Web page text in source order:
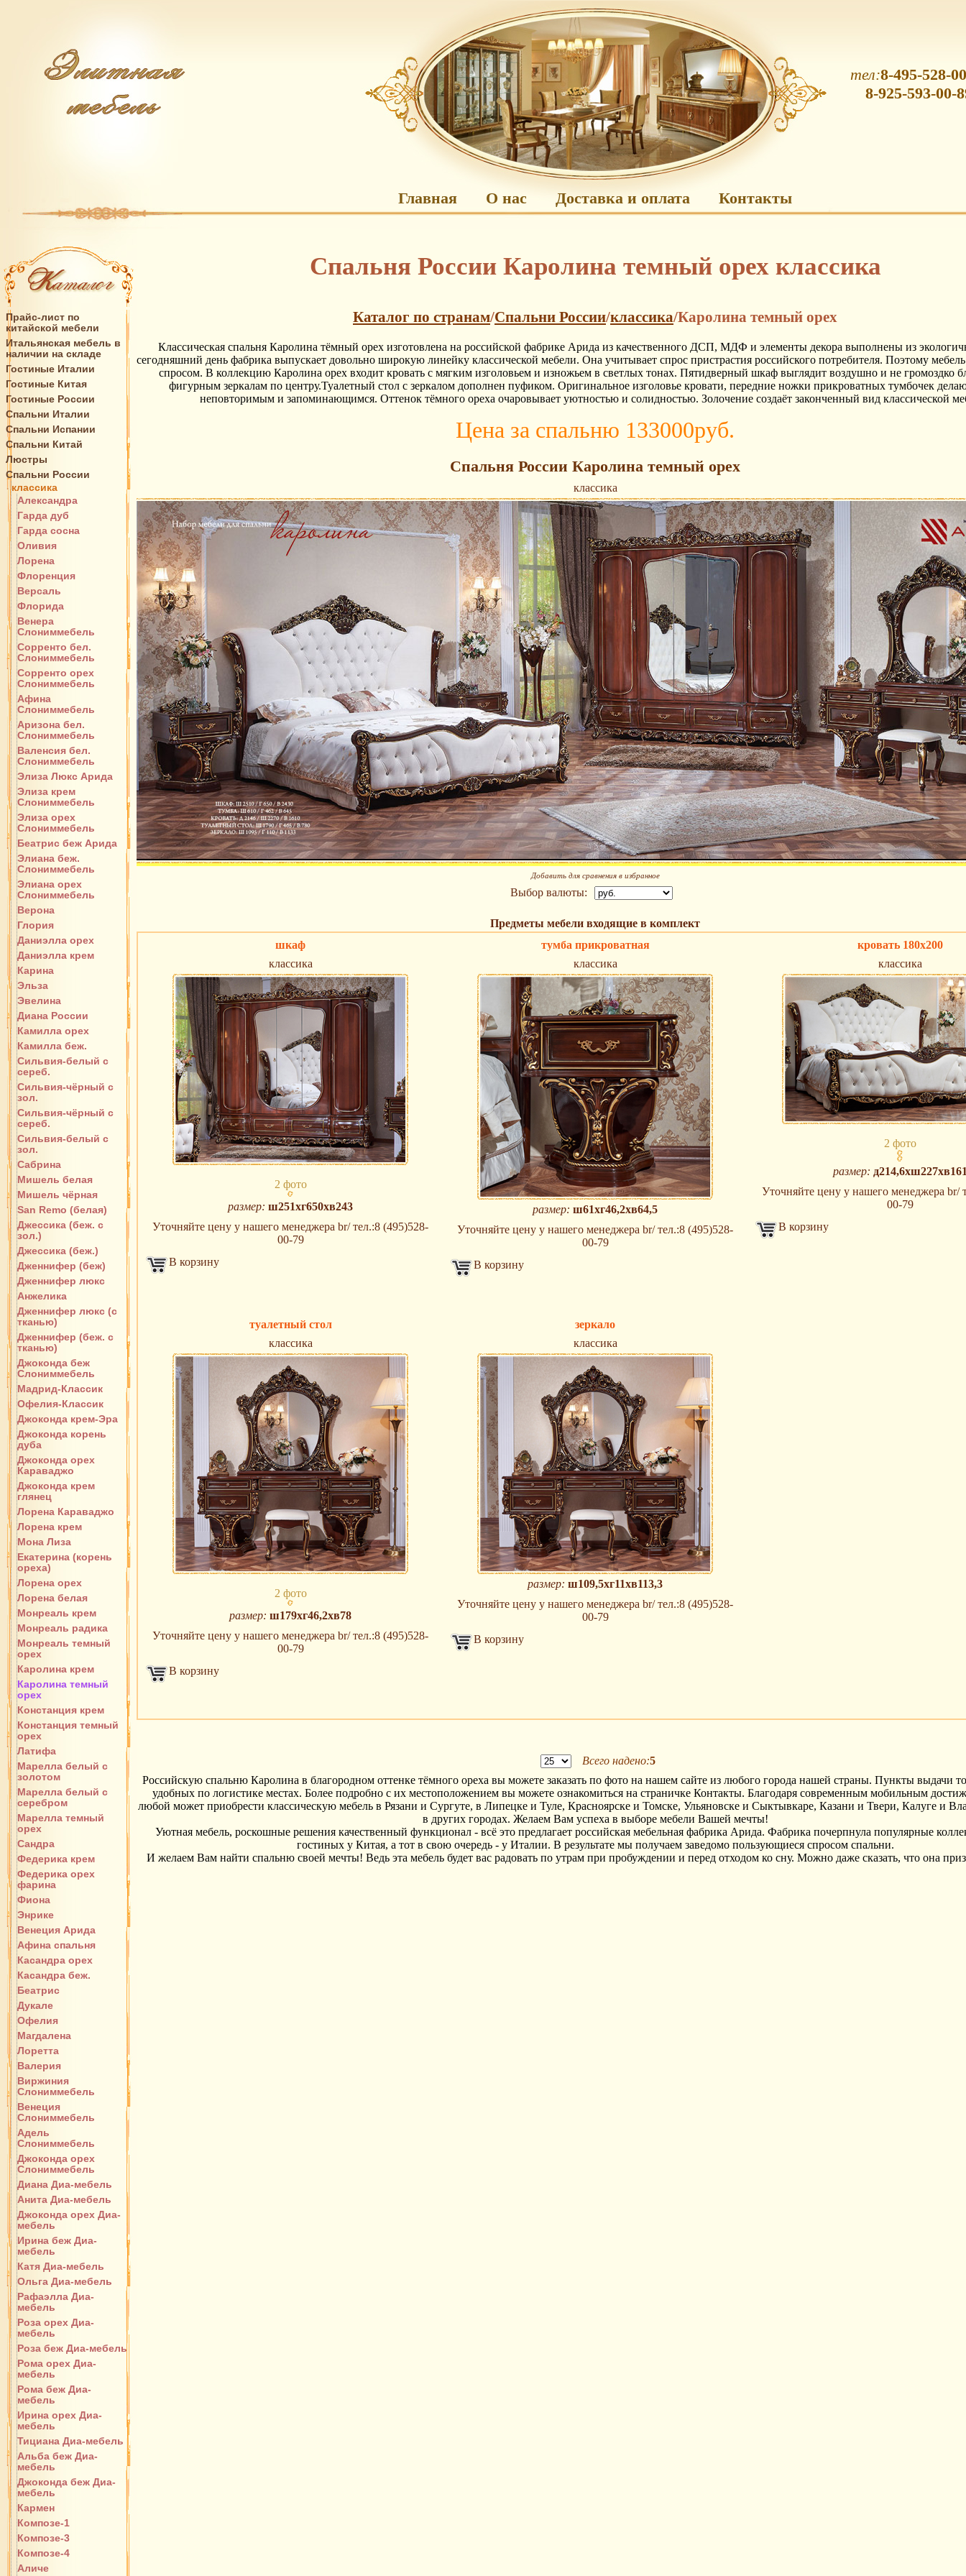
Главная О нас Доставка и оплата Контакты
тел:8-495-528-
8-925-593-00-
Прайс-лист по
китайской мебели
Итальянская мебель в
наличии на складе
Гостиные Италии
Гостиные Китая
Гостиные России
Спальни Италии
Спальни Испании
Спальни Китай
Люстры
Спальни России
классика
Александра
Гарда дуб
Гарда сосна
Оливия
Лорена
Флоренция
Версаль
Флорида
Венера
Слониммебель
Сорренто бел.
Слониммебель
Сорренто орех
Слониммебель
Афина
Слониммебель
Аризона бел.
Слониммебель
Валенсия бел.
Слониммебель
Элиза Люкс Арида
Элиза крем
Слониммебель
Элиза орех
Слониммебель
Беатрис беж Арида
Элиана беж.
Слониммебель
Элиана орех
Слониммебель
Верона
Глория
Даниэлла орех
Даниэлла крем
Карина
Эльза
Эвелина
Диана России
Камилла орех
Камилла беж.
Сильвия-белый с
сереб.
Сильвия-чёрный с
зол.
Сильвия-чёрный с
сереб.
Сильвия-белый с
зол.
Сабрина
Мишель белая
Мишель чёрная
San Remo (белая)
Джессика (беж. с
зол.)
Джессика (беж.)
Дженнифер (беж)
Дженнифер люкс
Анжелика
Дженнифер люкс (с
тканью)
Дженнифер (беж. с
тканью)
Джоконда беж
Слониммебель
Мадрид-Классик
Офелия-Классик
Джоконда крем-Эра
Джоконда корень
дуба
Джоконда орех
Караваджо
Джоконда крем
глянец
Лорена Караваджо
Лорена крем
Мона Лиза
Екатерина (корень
ореха)
Лорена орех
Лорена белая
Монреаль крем
Монреаль радика
Монреаль темный
орех
Каролина крем
Каролина темный
орех
Констанция крем
Констанция темный
орех
Латифа
Марелла белый с
золотом
Марелла белый с
серебром
Марелла темный
орех
Сандра
Федерика крем
Федерика орех
фарина
Фиона
Энрике
Венеция Арида
Афина спальня
Касандра орех
Касандра беж.
Беатрис
Дукале
Офелия
Магдалена
Лоретта
Валерия
Виржиния
Слониммебель
Венеция
Слониммебель
Адель
Слониммебель
Джоконда орех
Слониммебель
Диана Диа-мебель
Анита Диа-мебель
Джоконда орех Диа-
мебель
Ирина беж Диа-
мебель
Катя Диа-мебель
Ольга Диа-мебель
Рафаэлла Диа-
мебель
Роза орех Диа-
мебель
Роза беж Диа-мебель
Рома орех Диа-
мебель
Рома беж Диа-
мебель
Ирина орех Диа-
мебель
Тициана Диа-мебель
Альба беж Диа-
мебель
Джоконда беж Диа-
мебель
Кармен
Композе-1
Композе-3
Композе-4
Аличе
Спальня России Каролина темный орех классика
Каталог по странам/Спальни России/классика/Каролина темный орех
Классическая спальня Каролина тёмный орех изготовлена на российской фабрике Арида из качественного ДСП, МДФ и элементы декора выполнены из
сегодняшний день фабрика выпускает довольно широкую линейку классической мебели. Она учитывает спрос пристрастия российского потребителя. Поэтому мебель
спросом. В коллекцию Каролина орех входит кровать с мягким изголовьем и изножьем в светлых тонах. Пятидверный шкаф выглядит воздушно и не громоздко
фигурным зеркалам по центру.Туалетный стол с зеркалом дополнен пуфиком. Оригинальное изголовье кровати, передние ножки прикроватных тумбочек
неповторимым и запоминающимся. Оттенок тёмного ореха очаровывает уютностью и солидностью. Золочение создаёт законченный вид классической
Цена за спальню 133000руб.
Спальня России Каролина темный орех
классика
Добавить для сравнения в избранное
Выбор валюты:
Предметы мебели входящие в комплект
шкаф
классика
2 фото
размер: ш251хг650хв243
Уточняйте цену у нашего менеджера br/ тел.:8 (495)528-
00-79
В корзину
тумба прикроватная
классика
размер: ш61хг46,2хв64,5
Уточняйте цену у нашего менеджера br/ тел.:8 (495)528-
00-79
В корзину
кровать 180х200
классика
2 фото
размер:
Уточняйте цену у нашего менеджера br/
00-79
В корзину
туалетный стол
классика
2 фото
размер: ш179хг46,2хв78
Уточняйте цену у нашего менеджера br/ тел.:8 (495)528-
00-79
В корзину
зеркало
классика
размер: ш109,5хг11хв113,3
Уточняйте цену у нашего менеджера br/ тел.:8 (495)528-
00-79
В корзину
Всего надено:5
Российскую спальню Каролина в благородном оттенке тёмного ореха вы можете заказать по фото на нашем сайте из любого города нашей страны. Пункты выдачи
удобных по логистике местах. Более подробно с их местоположением вы можете ознакомиться на страничке Контакты. Благодаря современным мобильным
любой может приобрести классическую мебель в Рязани и Сургуте, в Липецке и Туле, Красноярске и Томске, Ульяновске и Сыктывкаре, Казани и Твери, Калуге и
в других городах. Желаем Вам успеха в выборе мебели Вашей мечты!
Уютная мебель, роскошные решения качественный функционал - всё это предлагает российская мебельная фабрика Арида. Фабрика почерпнула популярные
гостиных у Китая, а тот в свою очередь - у Италии. В результате мы получаем заведомо пользующиеся спросом спальни.
И желаем Вам найти спальню своей мечты! Ведь эта мебель будет вас радовать по утрам при пробуждении и перед отходом ко сну. Можно даже сказать, что она